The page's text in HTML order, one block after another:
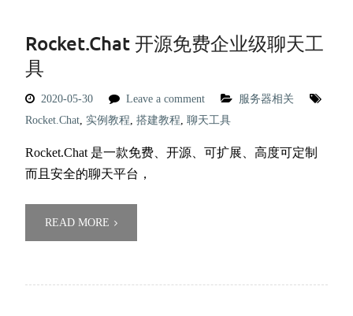
Rocket.Chat 开源免费企业级聊天工
具
2020-05-30 Leave a comment
服务器相关
Rocket.Chat, 实例教程, 搭建教程, 聊天工具
Rocket.Chat 是一款免费、开源、可扩展、高度可定制
而且安全的聊天平台，
READ MORE